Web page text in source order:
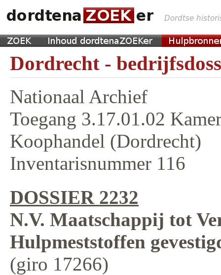
Dordrecht -
Nationaal Archief
Toegang 3.17.01.02
Koophandel (Dordrecht)
Inventarisnummer 116
DOSSIER 2232
N.V. Maatschappij tot
Hulpmeststoffen
(giro 17266)